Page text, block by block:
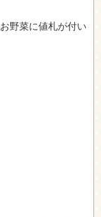
野菜に値札が付い